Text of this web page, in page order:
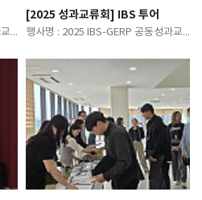
행사명 : 2025 IBS-GERP 공동성과교류회일 시 : 2025. 04. 24.(목) …
[2025 성과교류회] IBS 투어
행사명 : 2025 IBS-GERP 공동성과교류회일 시 : 2025. 04. 24.(목) …